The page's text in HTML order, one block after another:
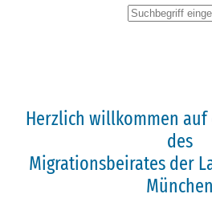
Suchen
Herzlich willkommen
des
Migrationsbeirates der
München